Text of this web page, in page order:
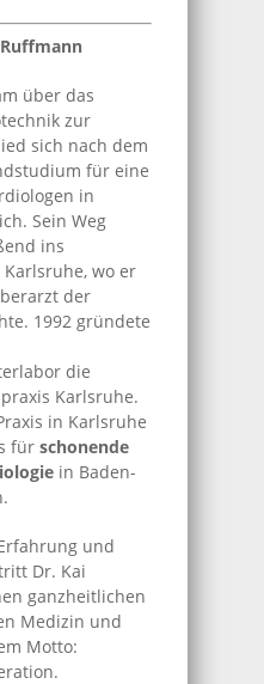
über das
zur
sich nach dem
für eine
in
Sein Weg
ins
wo er
der
1992 gründete
die
Karlsruhe.
in Karlsruhe
für schonende
in Baden-
und
Dr. Kai
ganzheitlichen
Medizin und
Motto: